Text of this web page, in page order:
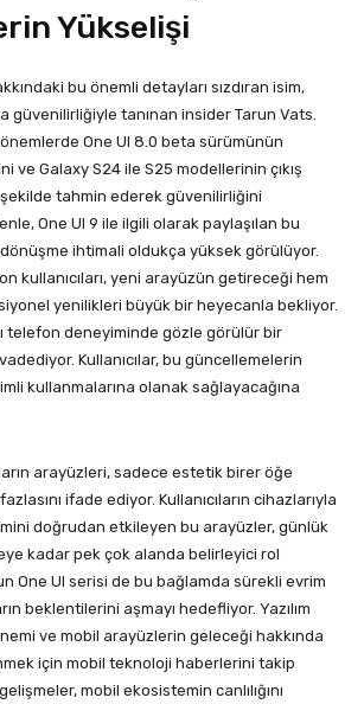
Yükselişi
bu önemli detayları sızdıran isim,
güvenilirliğiyle tanınan insider Tarun Vats.
One UI 8.0 beta sürümünün
ve Galaxy S24 ile S25 modellerinin çıkış
tahmin ederek güvenilirliğini
One UI 9 ile ilgili olarak paylaşılan bu
ihtimali oldukça yüksek görülüyor.
kullanıcıları, yeni arayüzün getireceği hem
yenilikleri büyük bir heyecanla bekliyor.
telefon deneyiminde gözle görülür bir
Kullanıcılar, bu güncellemelerin
kullanmalarına olanak sağlayacağına
arayüzleri, sadece estetik birer öğe
ifade ediyor. Kullanıcıların cihazlarıyla
doğrudan etkileyen bu arayüzler, günlük
kadar pek çok alanda belirleyici rol
One UI serisi de bu bağlamda sürekli evrim
beklentilerini aşmayı hedefliyor. Yazılım
ve mobil arayüzlerin geleceği hakkında
için mobil teknoloji haberlerini takip
mobil ekosistemin canlılığını